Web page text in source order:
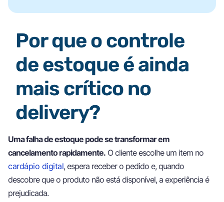
Por que o controle
de estoque é ainda
mais crítico no
delivery?
Uma falha de estoque pode se transformar em
cancelamento rapidamente. O cliente escolhe um item no
cardápio digital, espera receber o pedido e, quando
descobre que o produto não está disponível, a experiência é
prejudicada.